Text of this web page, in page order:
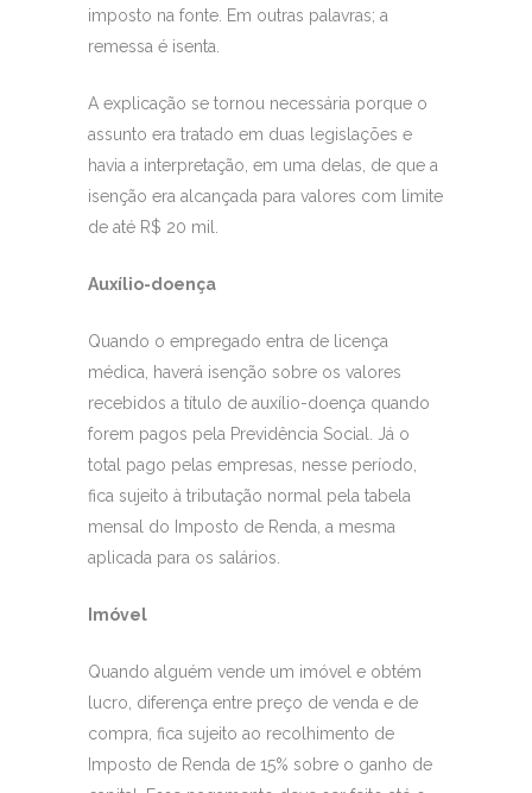
imposto na fonte. Em outras palavras; a
remessa é isenta.
A explicação se tornou necessária porque o
assunto era tratado em duas legislações e
havia a interpretação, em uma delas, de que a
isenção era alcançada para valores com limite
de até R$ 20 mil.
Auxílio-doença
Quando o empregado entra de licença
médica, haverá isenção sobre os valores
recebidos a título de auxílio-doença quando
forem pagos pela Previdência Social. Já o
total pago pelas empresas, nesse período,
fica sujeito à tributação normal pela tabela
mensal do Imposto de Renda, a mesma
aplicada para os salários.
Imóvel
Quando alguém vende um imóvel e obtém
lucro, diferença entre preço de venda e de
compra, fica sujeito ao recolhimento de
Imposto de Renda de 15% sobre o ganho de